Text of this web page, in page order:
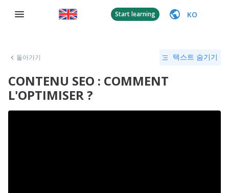
Start learning KO
돌아가기 텍스트 숨기기
CONTENU SEO : COMMENT
L'OPTIMISER ?